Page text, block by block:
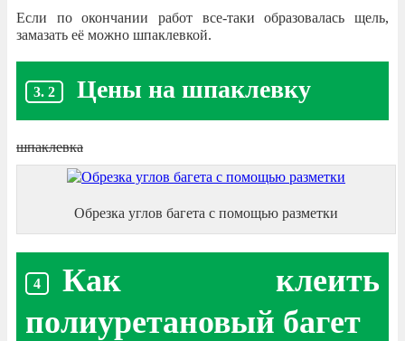
Если по окончании работ все-таки образовалась щель,
замазать её можно шпаклевкой.
Цены на шпаклевку
шпаклевка
Обрезка углов багета с помощью разметки
Как клеить
полиуретановый багет